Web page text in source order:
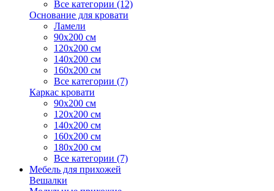
Все категории (12)
Основание для кровати
Ламели
90х200 см
120х200 см
140х200 см
160х200 см
Все категории (7)
Каркас кровати
90х200 см
120х200 см
140х200 см
160х200 см
180х200 см
Все категории (7)
Мебель для прихожей
Вешалки